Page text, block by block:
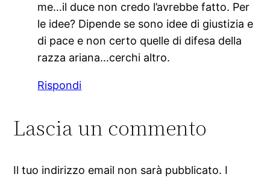
me…il duce non credo l’avrebbe fatto. Per
le idee? Dipende se sono idee di giustizia e
di pace e non certo quelle di difesa della
razza ariana…cerchi altro.
Rispondi
Lascia un commento
Il tuo indirizzo email non sarà pubblicato. I